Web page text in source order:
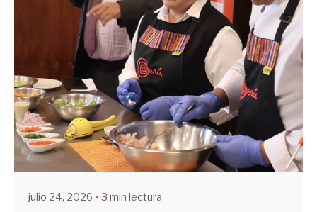
Enviado por
UHE
julio 24, 2026 3 min lectura